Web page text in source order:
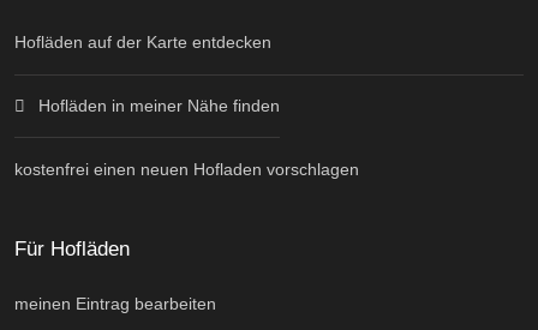
Hofläden auf der Karte entdecken
Hofläden in meiner Nähe finden
kostenfrei einen neuen Hofladen vorschlagen
Für Hofläden
meinen Eintrag bearbeiten